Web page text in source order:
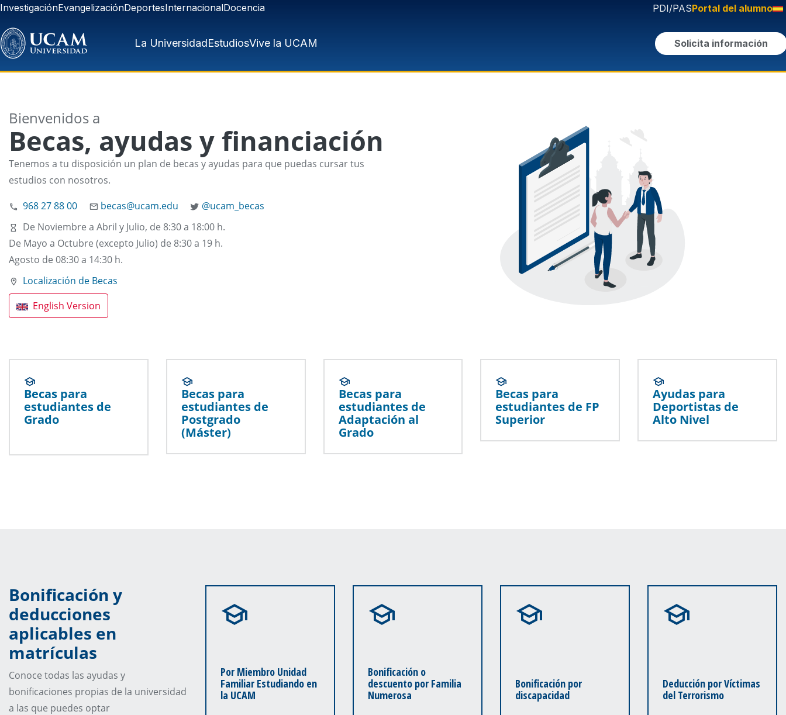
Pasar al contenido principal
InvestigaciónEvangelizaciónDeportesInternacionalDocencia PDI/PASPortal del alumno
La UniversidadEstudiosVive la UCAM Solicita información
Bienvenidos a
Becas, ayudas y financiación
Tenemos a tu disposición un plan de becas y ayudas para que puedas cursar tus
estudios con nosotros.
968 27 88 00
becas@ucam.edu
@ucam_becas
De Noviembre a Abril y Julio, de 8:30 a 18:00 h.
De Mayo a Octubre (excepto Julio) de 8:30 a 19 h.
Agosto de 08:30 a 14:30 h.
Localización de Becas
English Version
Becas para
estudiantes de
Grado
Becas para
estudiantes de
Postgrado
(Máster)
Becas para
estudiantes de
Adaptación al
Grado
Becas para
estudiantes de FP
Superior
Ayudas para
Deportistas de
Alto Nivel
Bonificación y
deducciones
aplicables en
matrículas
Conoce todas las ayudas y
bonificaciones propias de la universidad
a las que puedes optar
Por Miembro Unidad
Familiar Estudiando en
la UCAM
Bonificación o
descuento por Familia
Numerosa
Bonificación por
discapacidad
Deducción por Víctimas
del Terrorismo